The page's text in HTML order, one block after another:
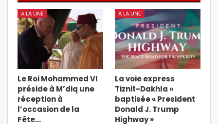
A LA UNE
Le Roi Mohammed VI
préside à M’diq une
réception à
l’occasion de la
Fête…
A LA UNE
La voie express
Tiznit-Dakhla »
baptisée « President
Donald J. Trump
Highway »